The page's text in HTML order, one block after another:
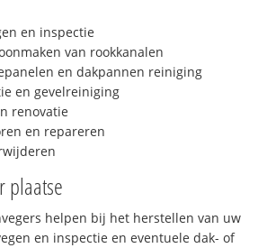
en inspectie
van rookkanalen
en dakpannen reiniging
en gevelreiniging
renovatie
en repareren
plaatse
helpen bij het herstellen van uw
en inspectie en eventuele dak- of